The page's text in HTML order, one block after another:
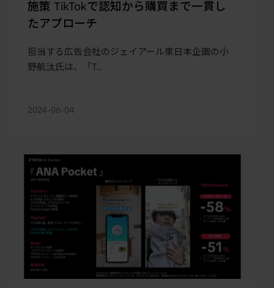
施策 TikTokで認知から購買まで一貫し
たアプローチ
担当する広告会社のジェイアール東日本企画の小
野航汰氏は、「T…
2024-06-04